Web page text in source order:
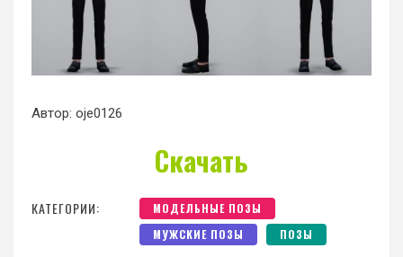
Автор: oje0126
Скачать
КАТЕГОРИИ:
МОДЕЛЬНЫЕ ПОЗЫ
МУЖСКИЕ ПОЗЫ
ПОЗЫ